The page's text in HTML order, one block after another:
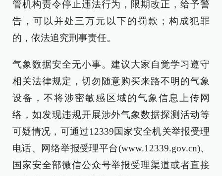
管机构责令停止违法行为，限期改正，给予警
告，可以并处三万元以下的罚款；构成犯罪
的，依法追究刑事责任。
气象数据安全无小事。建议大家自觉学习遵守
相关法律规定，切勿随意购买来路不明的气象
设备，不将涉密敏感区域的气象信息上传网
络，如发现违规开展涉外气象数据探测活动等
可疑情况，可通过12339国家安全机关举报受理
电话、网络举报受理平台(www.12339.gov.cn)、
国家安全部微信公众号举报受理渠道或者直接